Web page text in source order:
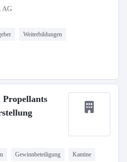
AG
Weiterbildungen
Propellants
Gewinnbeteiligung Kantine